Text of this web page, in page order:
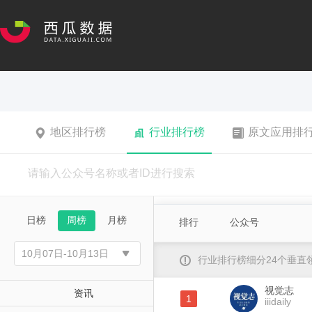
地区排行榜 行业排行榜 原文应用排
日榜 周榜 月榜
资讯
排行 公众号
行业排行榜细分24个垂直
1
视觉志
iiidaily